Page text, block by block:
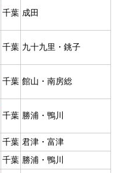
千葉 成田
千葉 九十九里・銚子
千葉 館山・南房総
千葉 勝浦・鴨川
千葉 君津・富津
千葉 勝浦・鴨川